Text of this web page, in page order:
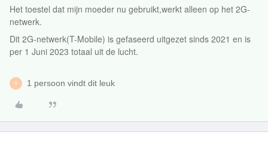
Het toestel dat mijn moeder nu gebruikt,werkt alleen op het 2G-
netwerk.
Dit 2G-netwerk(T-Mobile) is gefaseerd uitgezet sinds 2021 en is
per 1 Juni 2023 totaal uit de lucht.
S 1 persoon vindt dit leuk